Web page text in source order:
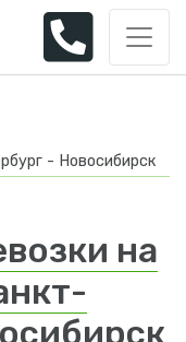
- Новосибирск
на